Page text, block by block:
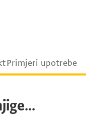
Primjeri upotrebe